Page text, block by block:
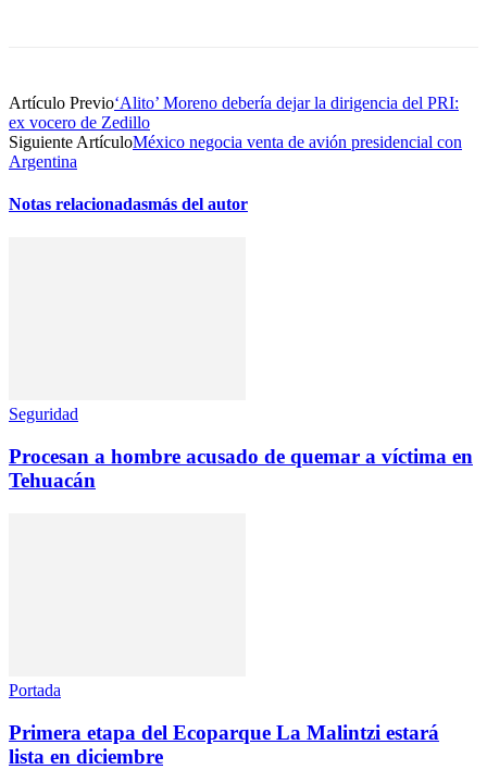
Artículo Previo‘Alito’ Moreno debería dejar la dirigencia del PRI:
ex vocero de Zedillo
Siguiente ArtículoMéxico negocia venta de avión presidencial con
Argentina
Notas relacionadasmás del autor
Seguridad
Procesan a hombre acusado de quemar a víctima en
Tehuacán
Portada
Primera etapa del Ecoparque La Malintzi estará
lista en diciembre